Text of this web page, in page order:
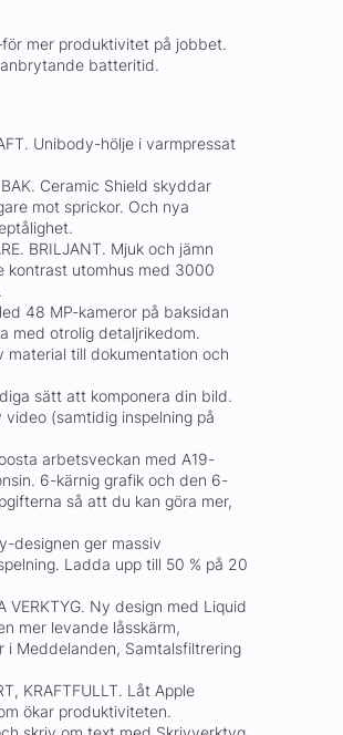
mer produktivitet på jobbet.
batteritid.
Unibody-hölje i varmpressat
BAK. Ceramic Shield skyddar
mot sprickor. Och nya
BRILJANT. Mjuk och jämn
kontrast utomhus med 3000
48 MP-kameror på baksidan
med otrolig detaljrikedom.
material till dokumentation och
sätt att komponera din bild.
(samtidig inspelning på
arbetsveckan med A19-
6-kärnig grafik och den 6-
så att du kan göra mer,
designen ger massiv
Ladda upp till 50 % på 20
VERKTYG. Ny design med Liquid
mer levande låsskärm,
i Meddelanden, Samtalsfiltrering
KRAFTFULLT. Låt Apple
ökar produktiviteten.